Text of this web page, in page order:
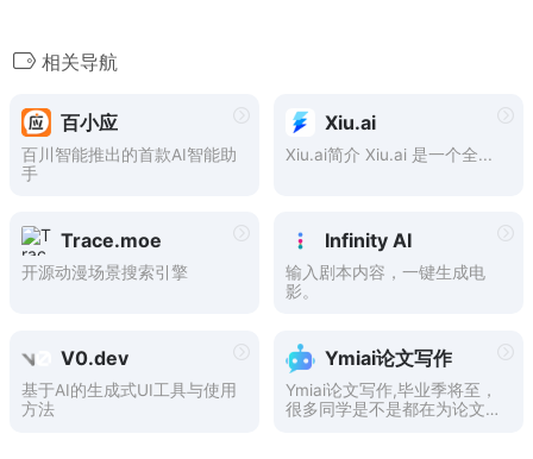
相关导航
百小应
百川智能推出的首款AI智能助
手
Xiu.ai
Xiu.ai简介 Xiu.ai 是一个全...
Trace.moe
开源动漫场景搜索引擎
Infinity AI
输入剧本内容，一键生成电
影。
V0.dev
基于AI的生成式UI工具与使用
方法
Ymiai论文写作
Ymiai论文写作,毕业季将至，
很多同学是不是都在为论文抓